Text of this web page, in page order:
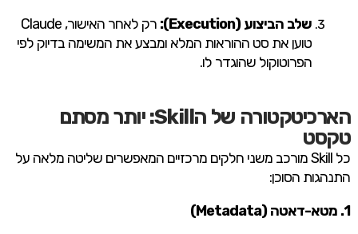
שלב הביצוע (Execution):
רק לאחר האישור, Claude
טוען את סט ההוראות המלא ומבצע את המשימה בדיוק לפי
הפרוטוקול שהוגדר לו.
הארכיטקטורה של הSkill: יותר מסתם
טקסט
כל Skill מורכב משני חלקים מרכזיים המאפשרים שליטה מלאה על
התנהגות הסוכן:
1. מטא-דאטה (Metadata)